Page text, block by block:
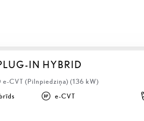
IN HYBRID
e-CVT (Pilnpiedziņa) (136 kW)
e-CVT